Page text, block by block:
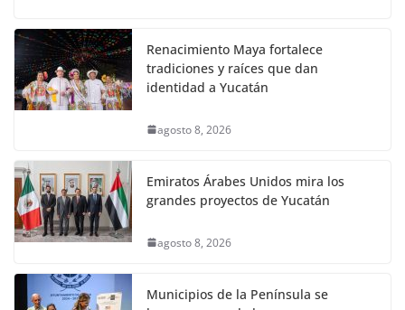
Renacimiento Maya fortalece
tradiciones y raíces que dan
identidad a Yucatán
agosto 8, 2026
Emiratos Árabes Unidos mira los
grandes proyectos de Yucatán
agosto 8, 2026
Municipios de la Península se